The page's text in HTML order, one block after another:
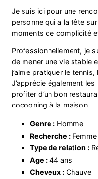
Je suis ici pour une
personne qui a la tête
moments de complicité
Professionnellement, je
de mener une vie stable
j’aime pratiquer le
J’apprécie également
profiter d’un bon
cocooning à la maison.
Genre :Homme
Recherche :Femme
Type de relation :
Age :44 ans
Cheveux :Chauve